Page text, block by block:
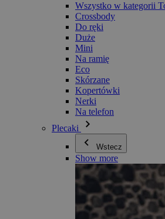
Wszystko w kategorii
Crossbody
Do ręki
Duże
Mini
Na ramię
Eco
Skórzane
Kopertówki
Nerki
Na telefon
Plecaki
Wstecz
Show more